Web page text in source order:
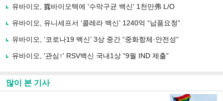
사
유
기
유바이오, 露바이오텍에 '수막구균 백신' 1천만弗 L/O
유바이오, 유니세프서 ‘콜레라 백신’ 1240억 “납품요청”
유바이오, ‘코로나19 백신’ 3상 중간 “중화항체·안전성”
유바이오, '관심↑' RSV백신 국내1상 “9월 IND 제출”
많이 본 기사